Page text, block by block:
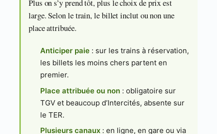
Plus on s’y prend tôt, plus le choix de prix est
large. Selon le train, le billet inclut ou non une
place attribuée.
Anticiper paie : sur les trains à réservation,
les billets les moins chers partent en
premier.
Place attribuée ou non : obligatoire sur
TGV et beaucoup d’Intercités, absente sur
le TER.
Plusieurs canaux : en ligne, en gare ou via